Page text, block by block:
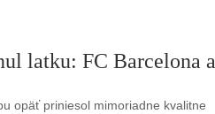
latku: FC Barcelona a
opäť priniesol mimoriadne kvalitne